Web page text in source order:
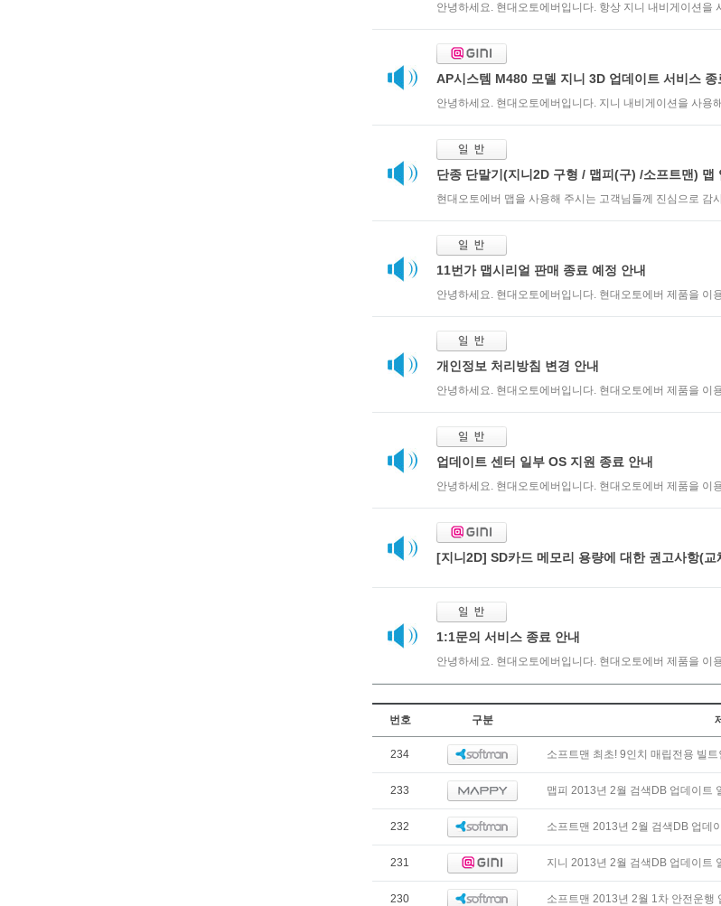
안녕하세요. 현대오토에버입니다. 항상 지니 내비게이션을
AP시스템 M480 모델 지니 3D 업데이트 서비스 종
안녕하세요. 현대오토에버입니다. 지니 내비게이션을 사용
단종 단말기(지니2D 구형 / 맵피(구) /소프트맨) 맵
현대오토에버 맵을 사용해 주시는 고객님들께 진심으로 감
11번가 맵시리얼 판매 종료 예정 안내
안녕하세요. 현대오토에버입니다. 현대오토에버 제품을 이
개인정보 처리방침 변경 안내
안녕하세요. 현대오토에버입니다. 현대오토에버 제품을 이
업데이트 센터 일부 OS 지원 종료 안내
안녕하세요. 현대오토에버입니다. 현대오토에버 제품을 이
[지니2D] SD카드 메모리 용량에 대한 권고사항(교
1:1문의 서비스 종료 안내
안녕하세요. 현대오토에버입니다. 현대오토에버 제품을 이
번호 구분
234 소프트맨 최초! 9인치 매립전용 빌
233 맵피 2013년 2월 검색DB 업데이트
232 소프트맨 2013년 2월 검색DB 업데
231 지니 2013년 2월 검색DB 업데이트
230 소프트맨 2013년 2월 1차 안전운행